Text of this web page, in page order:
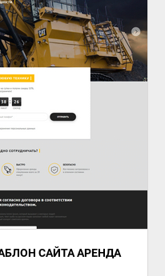
САЙТА АРЕНДА